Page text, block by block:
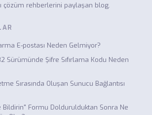
çözüm rehberlerini paylaşan blog.
E-postası Neden Gelmiyor?
Sürümünde Şifre Sıfırlama Kodu Neden
Sırasında Oluşan Sunucu Bağlantısı
Bildirin" Formu Doldurulduktan Sonra Ne